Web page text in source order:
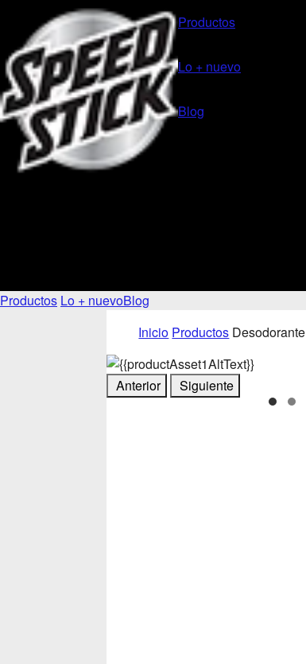
Productos
Lo + nuevo
Blog
Productos Lo + nuevoBlog
Inicio Productos
Anterior Siguiente